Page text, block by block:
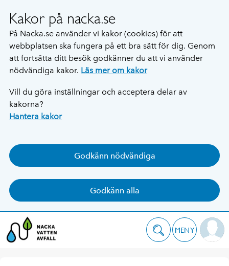
Kakor på nacka.se
På Nacka.se använder vi kakor (cookies) för att
webbplatsen ska fungera på ett bra sätt för dig. Genom
att fortsätta ditt besök godkänner du att vi använder
nödvändiga kakor. Läs mer om kakor
Vill du göra inställningar och acceptera delar av
kakorna?
Hantera kakor
Godkänn nödvändiga
Godkänn alla
MENY